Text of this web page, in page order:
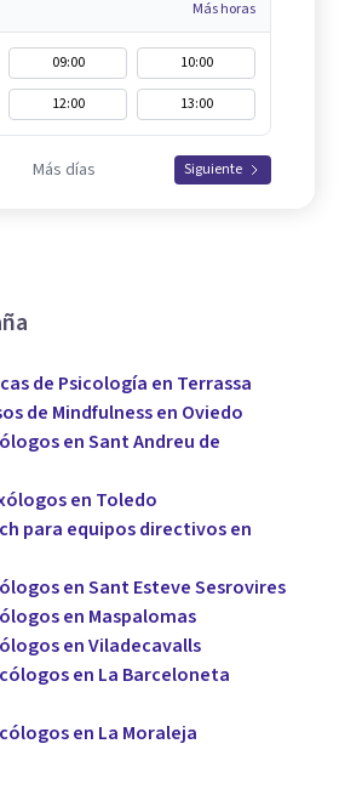
Más horas
09:00
10:00
12:00 13:00
Más días Siguiente
de Psicología en Terrassa
de Mindfulness en Oviedo
en Sant Andreu de
en Toledo
para equipos directivos en
en Sant Esteve Sesrovires
en Maspalomas
en Viladecavalls
en La Barceloneta
en La Moraleja